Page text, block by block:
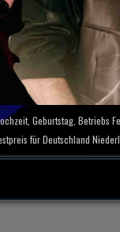
Geburtstag, Betriebs
für Deutschland